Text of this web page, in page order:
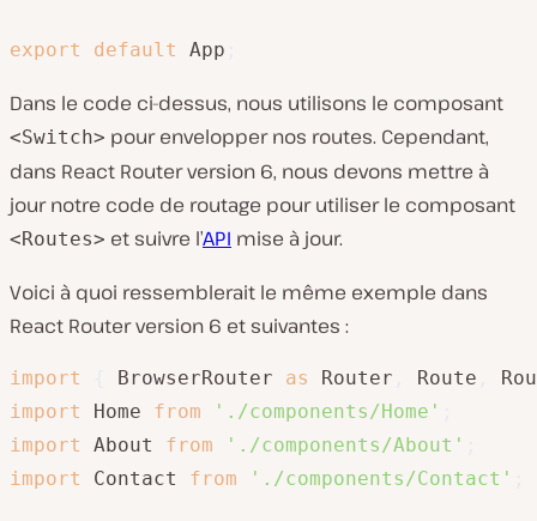
export default App
Dans le code ci-dessus, nous utilisons le composant
<Switch> pour envelopper nos routes. Cependant,
dans React Router version 6, nous devons mettre à
jour notre code de routage pour utiliser le composant
<Routes> et suivre l’API mise à jour.
Voici à quoi ressemblerait le même exemple dans
React Router version 6 et suivantes :
import BrowserRouter as Router Route
import
Home from './components/Home'
import
About from './components/About'
import
Contact from './components/Contact'